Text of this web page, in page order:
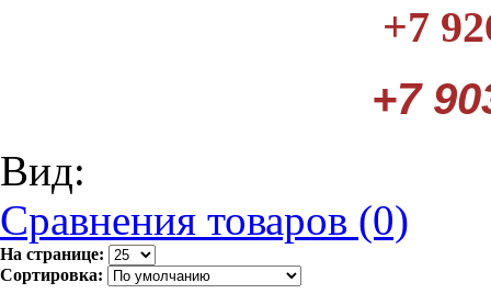
+7
+7
Вид:
Сравнения товаров (0)
На странице:
Сортировка: